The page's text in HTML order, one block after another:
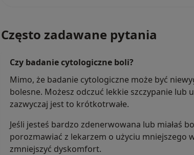
Często zadawane pytania
Czy badanie cytologiczne boli?
Mimo, że badanie cytologiczne może być
bolesne. Możesz odczuć lekkie szczypanie
zazwyczaj jest to krótkotrwałe.
Jeśli jesteś bardzo zdenerwowana lub miałaś
porozmawiać z lekarzem o użyciu mniejszego
zmniejszyć dyskomfort.